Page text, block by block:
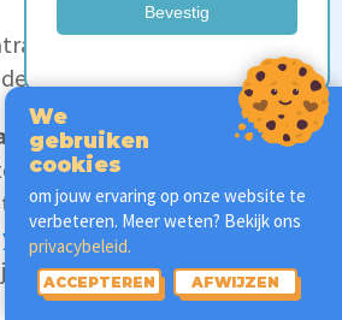
Hypniais
nog langer.
de tijd om je nieuwe
testen. Erg fijn als je
zien of het ultradikke en
Welzijn Supreme
past.
Bevestig
We
gebruiken
cookies
om jouw ervaring op onze website te
verbeteren. Meer weten? Bekijk ons
privacybeleid.
ACCEPTEREN AFWIJZEN